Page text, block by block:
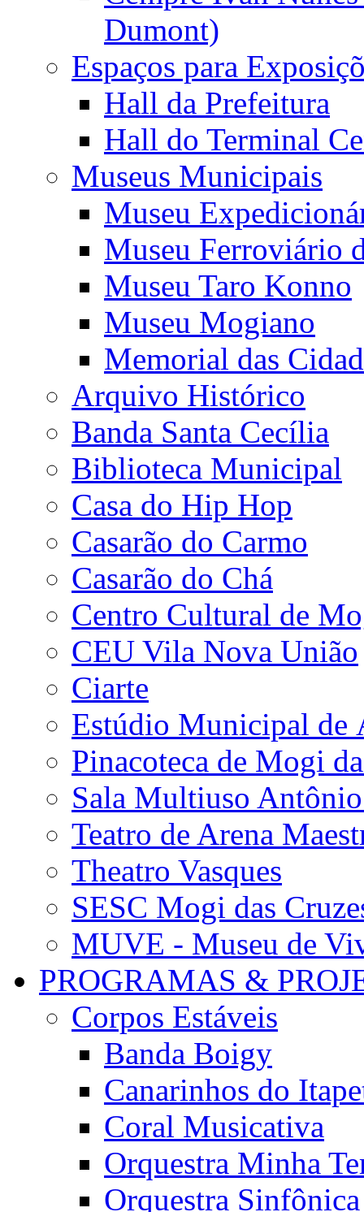
Dumont)
Espaços para
Hall da Prefeitura
Hall do Terminal
Museus Municipais
Museu
Museu Ferroviário
Museu Taro Konno
Museu Mogiano
Memorial das
Arquivo Histórico
Banda Santa Cecília
Biblioteca Municipal
Casa do Hip Hop
Casarão do Carmo
Casarão do Chá
Centro Cultural de
CEU Vila Nova União
Ciarte
Estúdio Municipal de
Pinacoteca de Mogi
Sala Multiuso
Teatro de Arena
Theatro Vasques
SESC Mogi das
MUVE - Museu de
PROGRAMAS &
Corpos Estáveis
Banda Boigy
Canarinhos do
Coral Musicativa
Orquestra Minha
Orquestra